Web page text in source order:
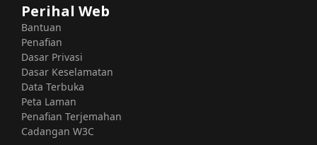
Perihal Web
Bantuan
Penafian
Dasar Privasi
Dasar Keselamatan
Data Terbuka
Peta Laman
Penafian Terjemahan
Cadangan W3C